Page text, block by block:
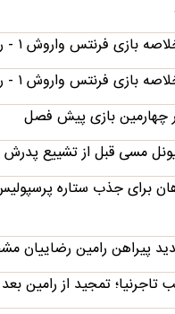
بازی فرنتس واروش ۱ - رئال مادرید ۲
بازی فرنتس واروش ۱ - رئال مادرید ۲
چهارمین بازی پیش فصل
مسی قبل از تشییع پدرش
برای جذب ستاره
پیراهن رامین رضاییان
تاجرنیا؛ تمجید از رامین